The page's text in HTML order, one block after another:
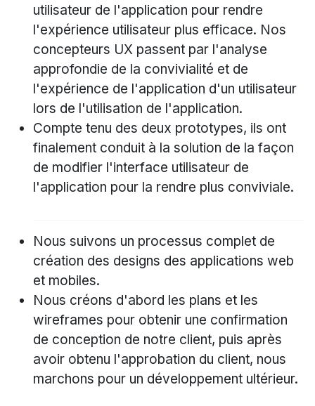
utilisateur de l'application pour rendre
l'expérience utilisateur plus efficace. Nos
concepteurs UX passent par l'analyse
approfondie de la convivialité et de
l'expérience de l'application d'un utilisateur
lors de l'utilisation de l'application.
Compte tenu des deux prototypes, ils ont
finalement conduit à la solution de la façon
de modifier l'interface utilisateur de
l'application pour la rendre plus conviviale.
Nous suivons un processus complet de
création des designs des applications web
et mobiles.
Nous créons d'abord les plans et les
wireframes pour obtenir une confirmation
de conception de notre client, puis après
avoir obtenu l'approbation du client, nous
marchons pour un développement ultérieur.